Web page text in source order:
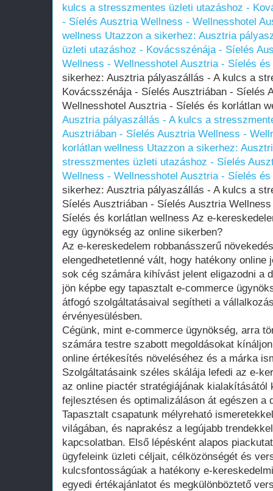
kulcs a stresszmentes üzleti utazáshoz -
- Síelés Ausztria Wellness - Wellnesshotel
wellness Utazzon a sikerhez: Ausztria
üzleti utazáshoz - Kovácsszénája - Síelés
Wellness - Wellnesshotel Ausztria - Síelés
sikerhez: Ausztria pályaszállás - A kulcs a
Kovácsszénája - Síelés Ausztriában - Síelés
Wellnesshotel Ausztria - Síelés és korlátlan
Ausztria pályaszállás - A kulcs a
Ausztriában - Síelés Ausztria Wellness -
korlátlan wellness Utazzon a sikerhez:
stresszmentes üzleti utazáshoz - Síelés
Wellness - Wellnesshotel Ausztria - Síelés
sikerhez: Ausztria pályaszállás - A kulcs a
Síelés Ausztriában - Síelés Ausztria
Síelés és korlátlan wellness Az e-
egy ügynökség az online sikerben?
Az e-kereskedelem robbanásszerű
elengedhetetlenné vált, hogy hatékony online
sok cég számára kihívást jelent eligazodni a
jön képbe egy tapasztalt e-commerce
átfogó szolgáltatásaival segítheti a
érvényesülésben.
Cégünk, mint e-commerce ügynökség, arra
számára testre szabott megoldásokat
online értékesítés növeléséhez és a márka
Szolgáltatásaink széles skálája lefedi az e-
az online piactér stratégiájának kialakításától
fejlesztésen és optimalizáláson át egészen a
Tapasztalt csapatunk mélyreható
világában, és naprakész a legújabb
kapcsolatban. Első lépésként alapos
ügyfeleink üzleti céljait, célközönségét és
kulcsfontosságúak a hatékony e-
egyedi értékajánlatot és megkülönböztető